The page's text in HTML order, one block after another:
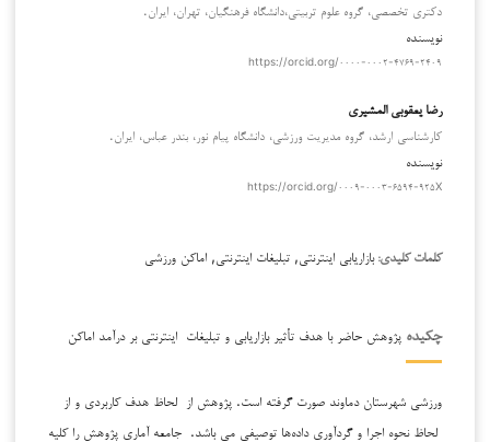
دکتری تخصصی، گروه علوم تربیتی،دانشگاه فرهنگیان، تهران، ایران.
نویسنده
https://orcid.org/۰۰۰۰-۰۰۰۲-۴۷۶۹-۲۴۰۹
رضا یعقوبی المشیری
کارشناسی ارشد، گروه مدیریت ورزشی، دانشگاه پیام نور، بندر عباس، ایران.
نویسنده
https://orcid.org/۰۰۰۹-۰۰۰۳-۶۵۹۴-۹۲۵X
کلمات کلیدی:بازاریابی اینترنتی, تبلیغات اینترنتی, اماکن ورزشی
چکیده پژوهش حاضر با هدف تأثیر بازاریابی و تبلیغات اینترنتی بر درآمد اماکن
ورزشی شهرستان دماوند صورت گرفته است. پژوهش از لحاظ هدف کاربردی و از
لحاظ نحوه اجرا و گردآوری داده‌ها توصیفی می باشد. جامعه آماری پژوهش را کلیه